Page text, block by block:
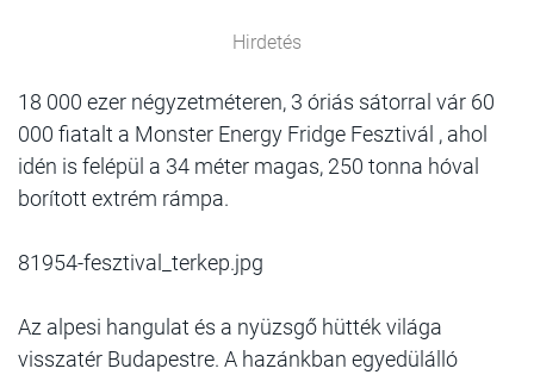
Hirdetés
18 000 ezer négyzetméteren, 3 óriás sátorral vár 60
000 fiatalt a Monster Energy Fridge Fesztivál , ahol
idén is felépül a 34 méter magas, 250 tonna hóval
borított extrém rámpa.
81954-fesztival_terkep.jpg
Az alpesi hangulat és a nyüzsgő hütték világa
visszatér Budapestre. A hazánkban egyedülálló